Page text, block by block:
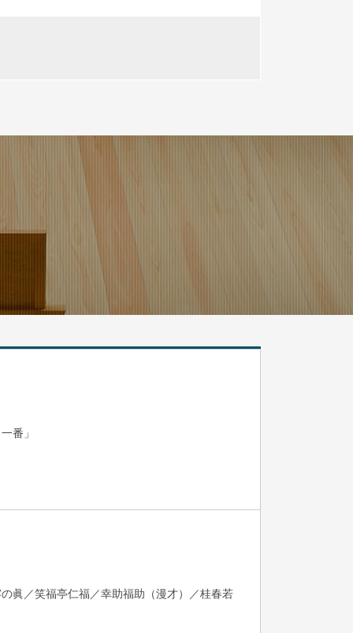
番」
眞／笑福亭仁福／幸助福助（漫才）／桂春若